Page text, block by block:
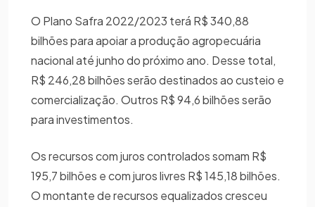
O Plano Safra 2022/2023 terá R$ 340,88
bilhões para apoiar a produção agropecuária
nacional até junho do próximo ano. Desse total,
R$ 246,28 bilhões serão destinados ao custeio e
comercialização. Outros R$ 94,6 bilhões serão
para investimentos.
Os recursos com juros controlados somam R$
195,7 bilhões e com juros livres R$ 145,18 bilhões.
O montante de recursos equalizados cresceu